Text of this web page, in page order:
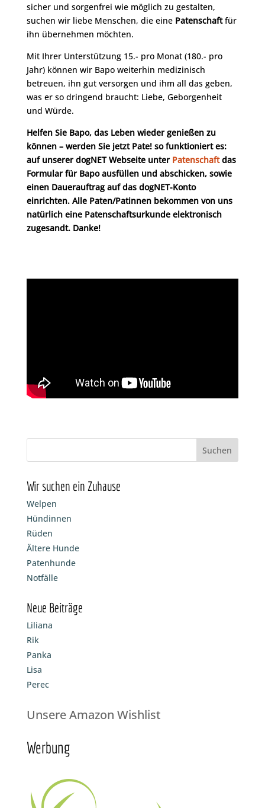
sicher und sorgenfrei wie möglich zu gestalten,
suchen wir liebe Menschen, die eine Patenschaftfür
ihn übernehmen möchten.
Mit Ihrer Unterstützung 15.- pro Monat (180.- pro
Jahr) können wir Bapo weiterhin medizinisch
betreuen, ihn gut versorgen und ihm all das geben,
was er so dringend braucht: Liebe, Geborgenheit
und Würde.
Helfen Sie Bapo, das Leben wieder genießen zu
können – werden Sie jetzt Pate! so funktioniert es:
auf unserer dogNET Webseite unter Patenschaftdas
Formular für Bapo ausfüllen und abschicken, sowie
einen Dauerauftrag auf das dogNET-Konto
einrichten. Alle Paten/Patinnen bekommen von uns
natürlich eine Patenschaftsurkunde elektronisch
zugesandt. Danke!
Wir suchen ein Zuhause
Welpen
Hündinnen
Rüden
Ältere Hunde
Patenhunde
Notfälle
Neue Beiträge
Liliana
Rik
Panka
Lisa
Perec
Unsere Amazon Wishlist
Werbung